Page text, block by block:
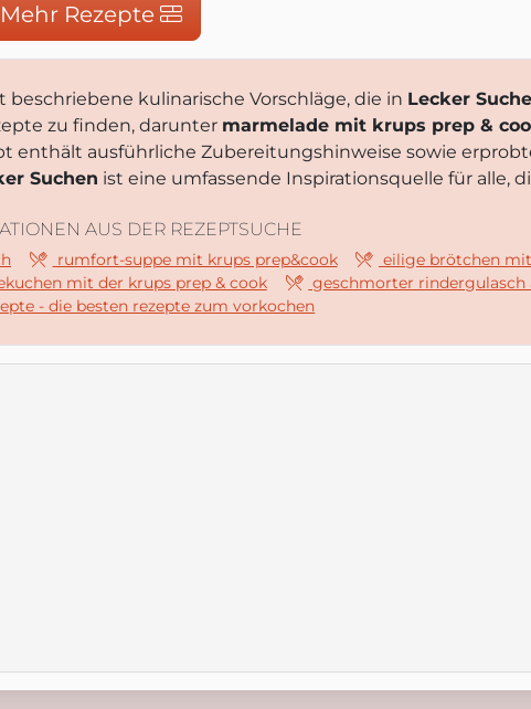
Mehr Rezepte
beschriebene kulinarische Vorschläge, die in Lecker
zu finden, darunter marmelade mit krups prep &
enthält ausführliche Zubereitungshinweise sowie
Suchen ist eine umfassende Inspirationsquelle für alle,
AUS DER REZEPTSUCHE
rumfort-suppe mit krups prep&cook
eilige brötchen
mit der krups prep & cook
geschmorter rindergulasch
- die besten rezepte zum vorkochen